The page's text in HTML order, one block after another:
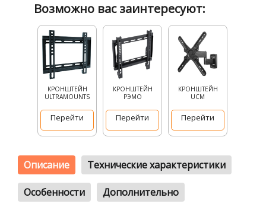
Возможно вас заинтересуют:
КРОНШТЕЙН
ULTRAMOUNTS
Перейти
КРОНШТЕЙН
РЭМО
Перейти
КРОНШТЕЙН
UCM
Перейти
Описание Технические характеристики
Особенности Дополнительно